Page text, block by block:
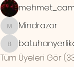
Mindrazor
Mindrazor
batuhanyerlikaya
Tüm Üyeleri Gör